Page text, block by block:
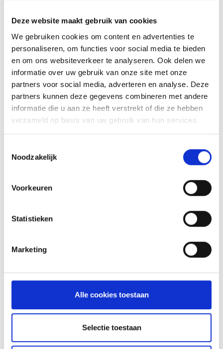
Deze website maakt gebruik van cookies
We gebruiken cookies om content en advertenties te
personaliseren, om functies voor social media te bieden
en om ons websiteverkeer te analyseren. Ook delen we
informatie over uw gebruik van onze site met onze
partners voor social media, adverteren en analyse. Deze
partners kunnen deze gegevens combineren met andere
informatie die u aan ze heeft verstrekt of die ze hebben
verzameld op basis van uw gebruik van hun services.
Noodzakelijk
Voorkeuren
Statistieken
Marketing
Alle cookies toestaan
Selectie toestaan
GASBARBECUE
HANDMATIG
AANSTEKEN
HOW TO: AANSTEKEN EN
VOORBEREIDEN
NIEUWS
ONTVANG €50